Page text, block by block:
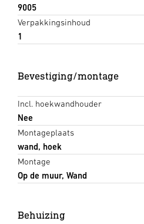
9005
Verpakkingsinhoud
1
Bevestiging/montage
Incl. hoekwandhouder
Nee
Montageplaats
wand, hoek
Montage
Op de muur, Wand
Behuizing